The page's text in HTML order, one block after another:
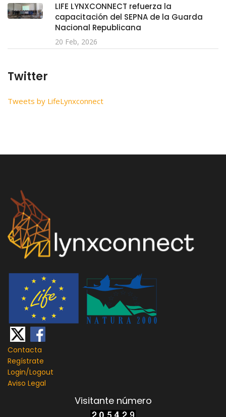
LIFE LYNXCONNECT refuerza la
capacitación del SEPNA de la Guarda
Nacional Republicana
20 Feb, 2026
Twitter
Tweets by LifeLynxconnect
Contacta
Regístrate
Login/Logout
Aviso Legal
Visitante número